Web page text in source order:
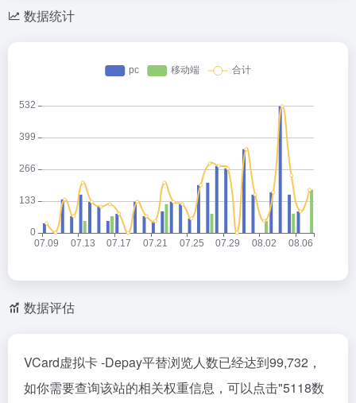
数据统计
数据评估
VCard虚拟卡 -Depay平替浏览人数已经达到99,732，
如你需要查询该站的相关权重信息，可以点击"5118数